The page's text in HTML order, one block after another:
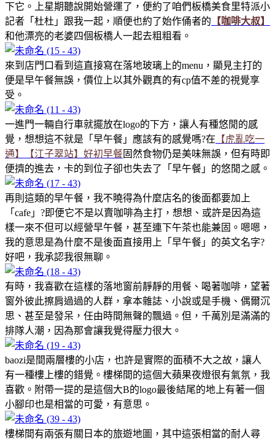
下它。上星期聽說開始營運了，便約了咱們板橋美食里特派小
記者「杜杜」跟我一起，順便也約了始作俑者的 【咖啡大叔】
和他漂亮的老婆四個板橋人一起去粗粗看。
來到店門口看到這直接寫在落地玻璃上的menu，顯見主打的
便是早午餐無誤，價位上以其外觀真的有cp值不差的視覺享
受。
一進門一輛自行車就擺放在logo的下方，讓人有種悠閒的感
覺，想想這不就是「早午餐」應該有的感覺嗎?在 【虎亂吃一
通】【江子翠站】好初早餐 固然食物仍是美味無誤，但有時即
便擠的進去，卡的到位子卻也失去了「早午餐」的悠閒之感。
再則這類的早午餐，我不曉得為什麼店名的後面都要加上
「cafe」?即便它不是以賣咖啡為主打，想想、或許是因為這
樣一來不但可以經營早午餐，甚至連下午茶也能兼固。嗯嗯，
我的意思是為什麼不是後面直接用上「早午餐」的英文名字?
好吧，我承認我很無聊。
有時，我喜歡在這樣的落地窗前靜靜的用餐、喝著咖啡，望著
窗外彼此擦肩過過的人群，拿本雜誌、小說或是手機、偶爾沉
思、甚至是發呆，任由時間無聲的飄過。但，千萬別是滿滿的
排隊人潮，因為那會讓我覺得壓力很大。
baozi是間兩層樓的小店，也許是實際的面積不大之故，讓人
有一種樓上樓的錯覺。樓梯間的這個大蘋果夜燈很有氣氛，我
喜歡。附帶一提的是這個大B的logo最後結尾的地上有著一個
小腳印也是相當的可愛，有意思。
樓梯間有兩張有關日本的旅遊地圖，其中這張相當的耐人尋